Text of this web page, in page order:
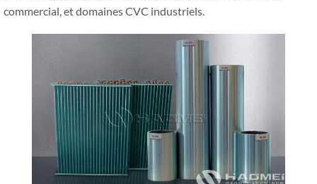
commercial, et domaines CVC industriels.